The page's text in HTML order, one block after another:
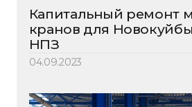
Капитальный ремонт
кранов для
НПЗ
04.09.2023